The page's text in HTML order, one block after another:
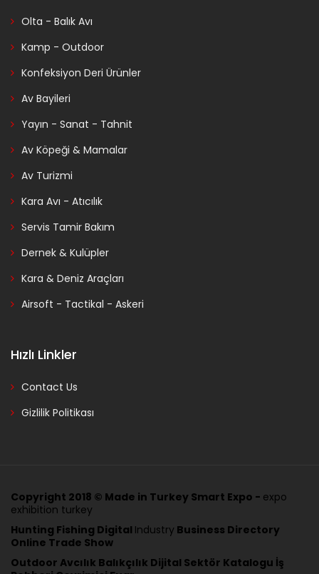
Olta - Balık Avı
Kamp - Outdoor
Konfeksiyon Deri Ürünler
Av Bayileri
Yayın - Sanat - Tahnit
Av Köpeği & Mamalar
Av Turizmi
Kara Avı - Atıcılık
Servis Tamir Bakım
Dernek & Kulüpler
Kara & Deniz Araçları
Airsoft - Tactikal - Askeri
Hızlı Linkler
Contact Us
Gizlilik Politikası
Copyright 2018 © Made in Turkey Smart Expo - expo
exhibition turkey
Hunting Fishing Digital Industry Business Directory
Online Trade Show
Outdoor Avcılık Balıkçılık Dijital Sektör Katalogu İş